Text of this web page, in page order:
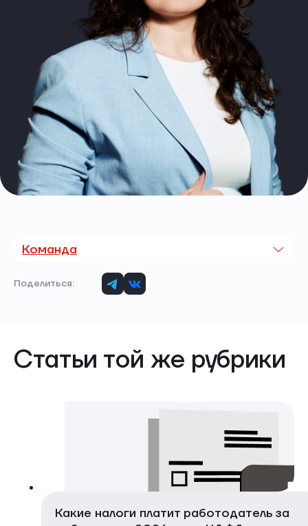
Команда
Поделиться:
Статьи той же рубрики
Какие налоги платит работодатель за